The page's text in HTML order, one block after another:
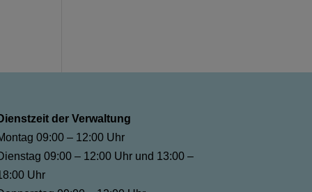
der Verwaltung
09:00 – 12:00 Uhr
09:00 – 12:00 Uhr und 13:00 –
Uhr